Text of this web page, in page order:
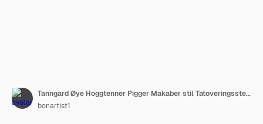
Tanngard Øye Hoggtenner Pigger Makaber stil Tatoveringsstempel
bonartist1